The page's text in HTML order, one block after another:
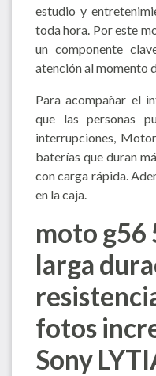
estudio y
toda hora. Por este
un componente
atención al momento
Para acompañar el
que las personas
interrupciones,
baterías que duran
con carga rápida.
en la caja.
moto g56
larga
fotos
Sony